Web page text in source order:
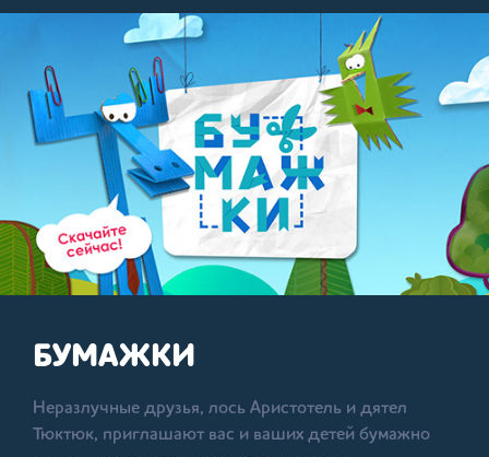
БУМАЖКИ
Неразлучные друзья, лось Аристотель и дятел
Тюктюк, приглашают вас и ваших детей бумажно